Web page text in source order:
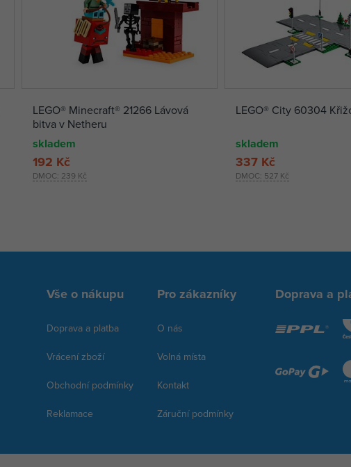
LEGO® Minecraft® 21266 Lávová
bitva v Netheru
skladem
DMOC: 239 Kč
192 Kč
LEGO® City 60304
skladem
DMOC: 527 Kč
337 Kč
Vše o nákupu
Doprava a platba
Vrácení zboží
Obchodní podmínky
Reklamace
Pro zákazníky
O nás
Volná místa
Kontakt
Záruční podmínky
Doprava a